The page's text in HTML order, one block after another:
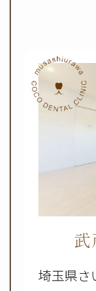
武
埼玉県さ